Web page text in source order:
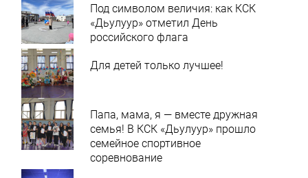
Под символом величия: как КСК
«Дьулуур» отметил День
российского флага
Для детей только лучшее!
Папа, мама, я — вместе дружная
семья! В КСК «Дьулуур» прошло
семейное спортивное
соревнование